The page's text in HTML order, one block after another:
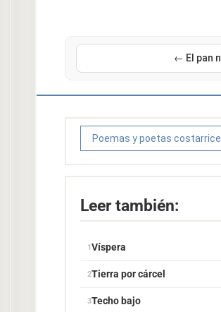
← El pan
Poemas y poetas
Leer también:
Víspera
Tierra por cárcel
Techo bajo